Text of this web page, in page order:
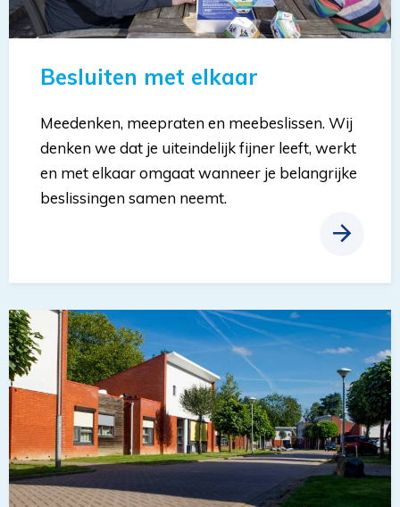
Besluiten met elkaar
Meedenken, meepraten en meebeslissen. Wij
denken we dat je uiteindelijk fijner leeft, werkt
en met elkaar omgaat wanneer je belangrijke
beslissingen samen neemt.